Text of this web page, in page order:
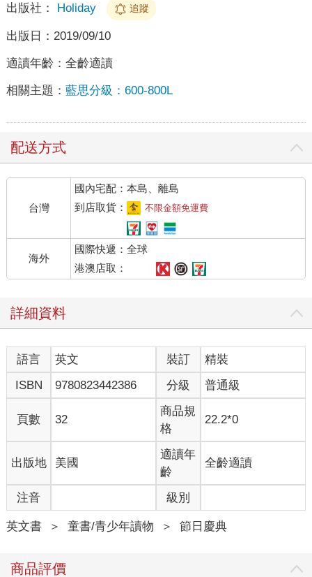
出版社： Holiday 追蹤
出版日： 2019/09/10
適讀年齡： 全齡適讀
相關主題： 藍思分級：600-800L
配送方式
台灣
國內宅配：本島、離島
到店取貨：
不限金額免運費
海外
國際快遞：全球
港澳店取：
詳細資料
語言 英文 裝訂
精裝
ISBN
9780823442386 分級 普通級
頁數 32
商品規
格
22.2*0
出版地 美國
適讀年
齡
全齡適讀
注音 級別
英文書 ＞ 童書/青少年讀物 ＞ 節日慶典
商品評價